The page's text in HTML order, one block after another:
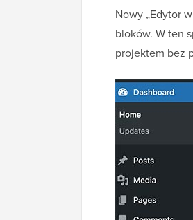
Nowy „Edytor
bloków. W ten
projektem bez